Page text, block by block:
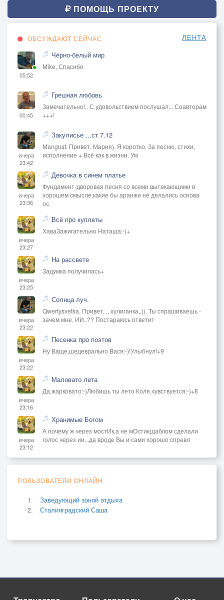
ПОМОЩЬ ПРОЕКТУ
ОБСУЖДАЮТ СЕЙЧАС ЛЕНТА
05:52
Чёрно-белый мир
Mike, Спасибо
00:45
Грешная любовь
Замечательно!.. С удовольствием послушал... Соавторам
+++!
вчера
23:42
Закулисье ...ст.7.12
Mangust. Привет, Мария). Я коротко. За песню, стихи,
исполнение + Всё как в жизни. Ум
вчера
23:36
Девочка в синем платье
Фундамент-дворовая песня со всеми вытекающими в
хорошем смысле,какие бы аранжи не делались основа
ос
вчера
23:27
Всё про куплеты
ХаваЗажигательно Наташа:-)+
вчера
23:25
На рассвете
Задумка получилась+
вчера
23:22
Солнца луч.
Qwertysvetka. Привет, ,, хулиганка,,)). Ты спрашиваешь -
зачем мне, ИИ..?? Постараюсь ответит
вчера
23:22
Песенка про поэтов
Ну Ваще,шедеврально Вася:-)!Улыбнул!+9
вчера
23:16
Маловато лета
Да,жарковато:-)Любишь ты лето Коля,чувствуется:-)+8
вчера
23:12
Хранимые Богом
А почему ж через мостИк,а не мОстик)даблом сделали
голос через ии...да вроде Вы и сами хорошо справл
ПОЛЬЗОВАТЕЛИ ОНЛАЙН
Заведующий зоной отдыха
Сталинградский Саша